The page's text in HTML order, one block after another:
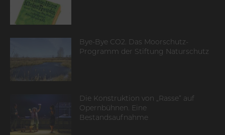
Bye-Bye CO2. Das Moorschutz-
Programm der Stiftung Naturschutz
Die Konstruktion von „Rasse“ auf
Opernbühnen. Eine
Bestandsaufnahme